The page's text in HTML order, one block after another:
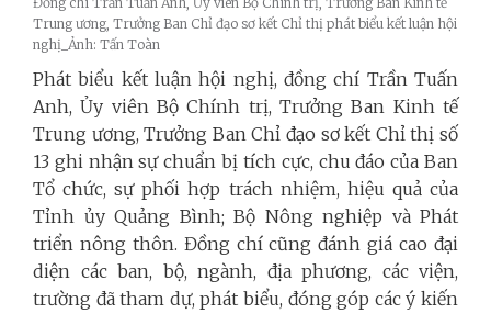
Trung ương, Trưởng Ban Chỉ đạo sơ kết Chỉ thị phát biểu kết luận hội
nghị_Ảnh: Tấn Toàn
Phát biểu kết luận hội nghị, đồng chí Trần Tuấn
Anh, Ủy viên Bộ Chính trị, Trưởng Ban Kinh tế
Trung ương, Trưởng Ban Chỉ đạo sơ kết Chỉ thị số
13 ghi nhận sự chuẩn bị tích cực, chu đáo của Ban
Tổ chức, sự phối hợp trách nhiệm, hiệu quả của
Tỉnh ủy Quảng Bình; Bộ Nông nghiệp và Phát
triển nông thôn. Đồng chí cũng đánh giá cao đại
diện các ban, bộ, ngành, địa phương, các viện,
trường đã tham dự, phát biểu, đóng góp các ý kiến